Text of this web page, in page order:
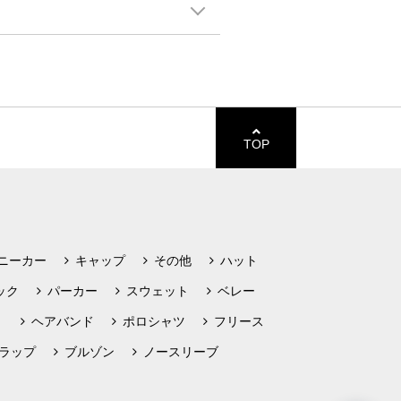
TOP
ーカー キャップ その他 ハット
ク パーカー スウェット ベレー
ヘアバンド ポロシャツ フリース
ップ ブルゾン ノースリーブ